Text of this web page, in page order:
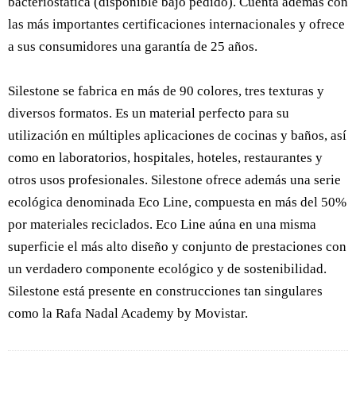
las más importantes certificaciones internacionales y ofrece
a sus consumidores una garantía de 25 años.
Silestone se fabrica en más de 90 colores, tres texturas y
diversos formatos. Es un material perfecto para su
utilización en múltiples aplicaciones de cocinas y baños, así
como en laboratorios, hospitales, hoteles, restaurantes y
otros usos profesionales. Silestone ofrece además una serie
ecológica denominada Eco Line, compuesta en más del 50%
por materiales reciclados. Eco Line aúna en una misma
superficie el más alto diseño y conjunto de prestaciones con
un verdadero componente ecológico y de sostenibilidad.
Silestone está presente en construcciones tan singulares
como la Rafa Nadal Academy by Movistar.